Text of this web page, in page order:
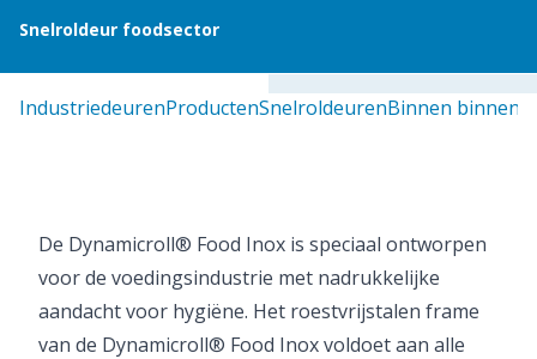
Snelroldeur foodsector
industriedeuren producten snelroldeuren binnen binnen
De Dynamicroll® Food Inox is speciaal ontworpen
voor de voedingsindustrie met nadrukkelijke
aandacht voor hygiëne. Het roestvrijstalen frame
van de Dynamicroll® Food Inox voldoet aan alle